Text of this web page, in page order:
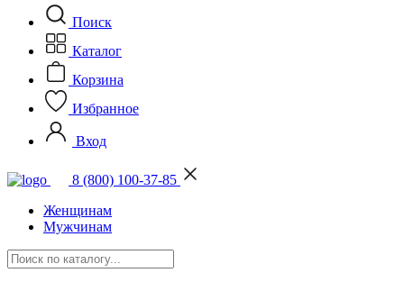
Поиск
Каталог
Корзина
Избранное
Вход
8 (800) 100-37-85
Женщинам
Мужчинам